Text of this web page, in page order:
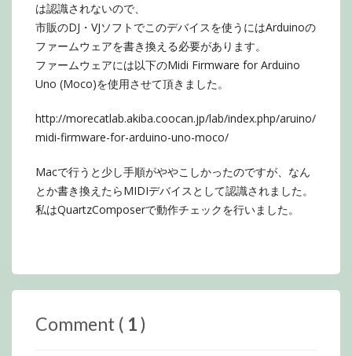
は認識されないので、
市販のDJ・VJソフトでこのデバイスを使うにはArduinoの
ファームウェアを書き換える必要があります。
ファームウェアには以下のMidi Firmware for Arduino
Uno (Moco)を使用させて頂きました。
http://morecatlab.akiba.coocan.jp/lab/index.php/aruino/
midi-firmware-for-arduino-uno-moco/
Macで行うと少し手順がややこしかったのですが、なん
とか書き換えたらMIDIデバイスとして認識されました。
私はQuartzComposerで動作チェックを行いました。
Comment ( 1)